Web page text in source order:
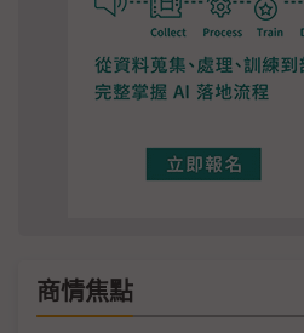
商情焦點